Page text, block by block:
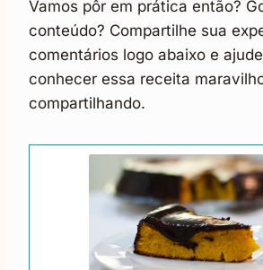
Vamos pôr em prática então?
conteúdo? Compartilhe sua
comentários logo abaixo e
conhecer essa receita
compartilhando.